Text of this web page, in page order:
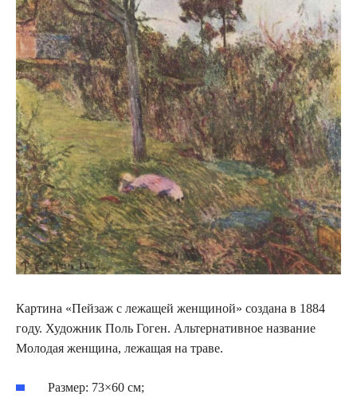
Картина «Пейзаж с лежащей женщиной» создана в 1884
году. Художник Поль Гоген. Альтернативное название
Молодая женщина, лежащая на траве.
Размер: 73×60 см;